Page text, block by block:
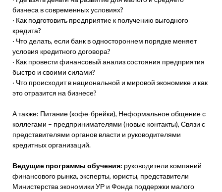
бизнеса в современных условиях?
· Как подготовить предприятие к получению выгодного
кредита?
· Что делать, если банк в одностороннем порядке меняет
условия кредитного договора?
· Как провести финансовый анализ состояния предприятия
быстро и своими силами?
· Что происходит в национальной и мировой экономике и как
это отразится на бизнесе?
А также: Питание (кофе-брейки), Неформальное общение с
коллегами – предпринимателями (новые контакты), Связи с
представителями органов власти и руководителями
кредитных организаций.
Ведущие программы обучения: руководители компаний
финансового рынка, эксперты, юристы, представители
Министерства экономики УР и Фонда поддержки малого